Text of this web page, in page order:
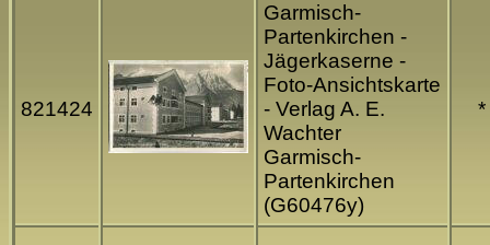
821424
Garmisch-
Partenkirchen -
Jägerkaserne -
Foto-Ansichtskarte
- Verlag A. E.
Wachter
Garmisch-
Partenkirchen
(G60476y)
*